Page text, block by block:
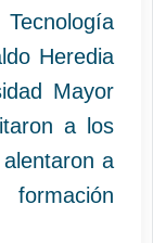
Heredia
Mayor
a los
a